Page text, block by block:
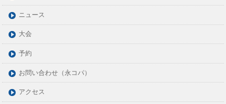
2023年11月
2023年10月
2023年09月
2023年08月
2023年07月
2023年06月
2023年05月
ニュース
大会
予約
お問い合わせ（永コパ）
アクセス